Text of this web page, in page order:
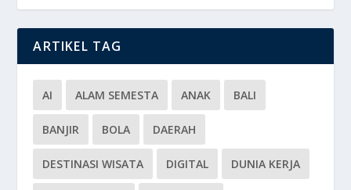
ARTIKEL TAG
AI ALAM SEMESTA ANAK BALI
BANJIR BOLA DAERAH
DESTINASI WISATA DIGITAL DUNIA KERJA